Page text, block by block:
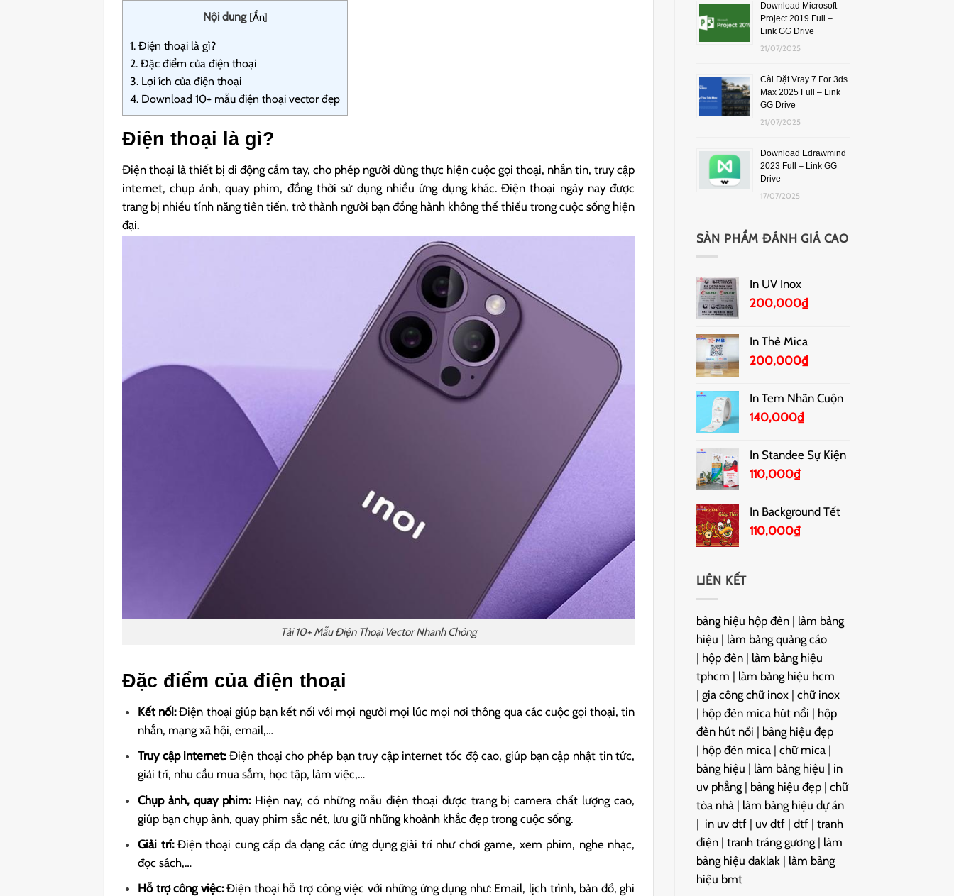
Nội dung [Ẩn]
1. Điện thoại là gì?
2. Đặc điểm của điện thoại
3. Lợi ích của điện thoại
4. Download 10+ mẫu điện thoại vector đẹp
Điện thoại là gì?
Điện thoại là thiết bị di động cầm tay, cho phép người dùng thực hiện cuộc gọi thoại, nhắn tin, truy cập
internet, chụp ảnh, quay phim, đồng thời sử dụng nhiều ứng dụng khác. Điện thoại ngày nay được
trang bị nhiều tính năng tiên tiến, trở thành người bạn đồng hành không thể thiếu trong cuộc sống hiện
đại.
Tải 10+ Mẫu Điện Thoại Vector Nhanh Chóng
Đặc điểm của điện thoại
Kết nối:Điện thoại giúp bạn kết nối với mọi người mọi lúc mọi nơi thông qua các cuộc gọi thoại, tin
nhắn, mạng xã hội, email,…
Truy cập internet:Điện thoại cho phép bạn truy cập internet tốc độ cao, giúp bạn cập nhật tin tức,
giải trí, nhu cầu mua sắm, học tập, làm việc,…
Chụp ảnh, quay phim:Hiện nay, có những mẫu điện thoại được trang bị camera chất lượng cao,
giúp bạn chụp ảnh, quay phim sắc nét, lưu giữ những khoảnh khắc đẹp trong cuộc sống.
Giải trí:Điện thoại cung cấp đa dạng các ứng dụng giải trí như chơi game, xem phim, nghe nhạc,
đọc sách,…
Hỗ trợ công việc:Điện thoại hỗ trợ công việc với những ứng dụng như: Email, lịch trình, bản đồ, ghi
Download Microsoft
Project 2019 Full –
Link GG Drive
21/07/2025
Cài Đặt Vray 7 For 3ds
Max 2025 Full – Link
GG Drive
21/07/2025
Download Edrawmind
2023 Full – Link GG
Drive
17/07/2025
SẢN PHẨM ĐÁNH GIÁ CAO
In UV Inox
200,000₫
In Thẻ Mica
200,000₫
In Tem Nhãn Cuộn
140,000₫
In Standee Sự Kiện
110,000₫
In Background Tết
110,000₫
LIÊN KẾT
bảng hiệu hộp đèn| làm bảng
hiệu | làm bảng quảng cáo
| hộp đèn| làm bảng hiệu
tphcm | làm bảng hiệu hcm
| gia công chữ inox| chữ inox
| hộp đèn mica hút nổi | hộp
đèn hút nổi | bảng hiệu đẹp
| hộp đèn mica| chữ mica|
bảng hiệu | làm bảng hiệu | in
uv phẳng| bảng hiệu đẹp| chữ
tòa nhà| làm bảng hiệu dự án
| in uv dtf| uv dtf| dtf| tranh
điện| tranh tráng gương| làm
bảng hiệu daklak| làm bảng
hiệu bmt